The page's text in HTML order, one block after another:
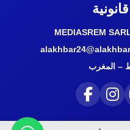
MEDIASREM
– المغرب